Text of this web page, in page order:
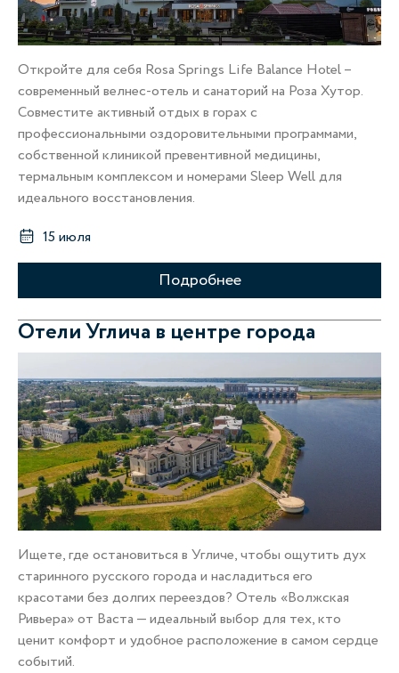
Откройте для себя Rosa Springs Life Balance Hotel –
современный велнес-отель и санаторий на Роза Хутор.
Совместите активный отдых в горах с
профессиональными оздоровительными программами,
собственной клиникой превентивной медицины,
термальным комплексом и номерами Sleep Well для
идеального восстановления.
15 июля
Подробнее
Отели Углича в центре города
Ищете, где остановиться в Угличе, чтобы ощутить дух
старинного русского города и насладиться его
красотами без долгих переездов? Отель «Волжская
Ривьера» от Васта — идеальный выбор для тех, кто
ценит комфорт и удобное расположение в самом сердце
событий.